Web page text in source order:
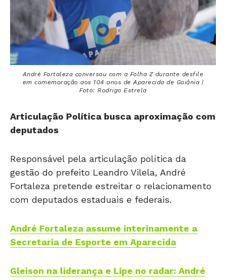
André Fortaleza conversou com a Folha Z durante desfile
em comemoração aos 104 anos de Aparecida de Goiânia |
Foto: Rodrigo Estrela
Articulação Política busca aproximação com
deputados
Responsável pela articulação política da
gestão do prefeito Leandro Vilela, André
Fortaleza pretende estreitar o relacionamento
com deputados estaduais e federais.
André Fortaleza assume interinamente a
Secretaria de Esporte em Aparecida
Gleison na liderança e Lipe no radar: André